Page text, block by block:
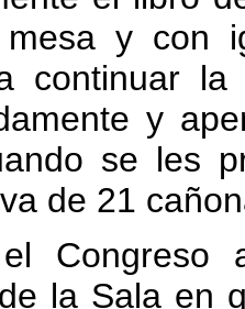
y con
continuar la
y
se les
de 21
el
la Sala en